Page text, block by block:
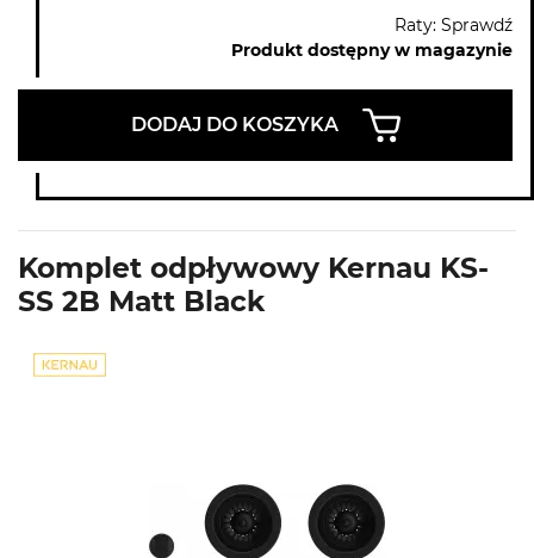
Raty: Sprawdź
Produkt dostępny w magazynie
DODAJ DO KOSZYKA
Komplet odpływowy Kernau KS-
SS 2B Matt Black